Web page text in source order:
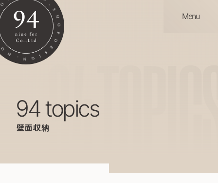
Menu
94
94 topics
壁面収納